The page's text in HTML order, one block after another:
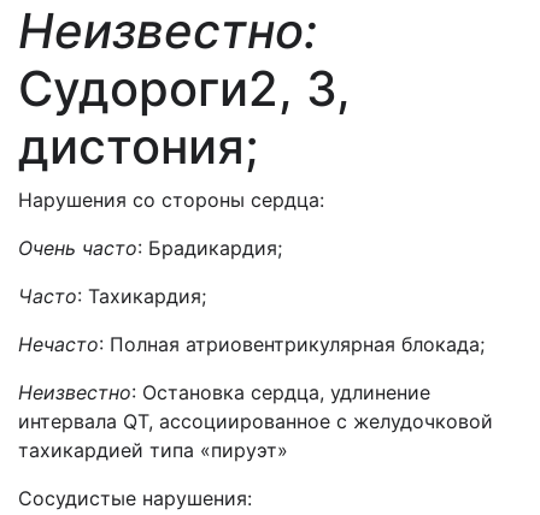
Неизвестно:
Судороги2, 3,
дистония;
Нарушения со стороны сердца:
Очень часто: Брадикардия;
Часто: Тахикардия;
Нечасто: Полная атриовентрикулярная блокада;
Неизвестно: Остановка сердца, удлинение
интервала QT, ассоциированное с желудочковой
тахикардией типа «пируэт»
Сосудистые нарушения: